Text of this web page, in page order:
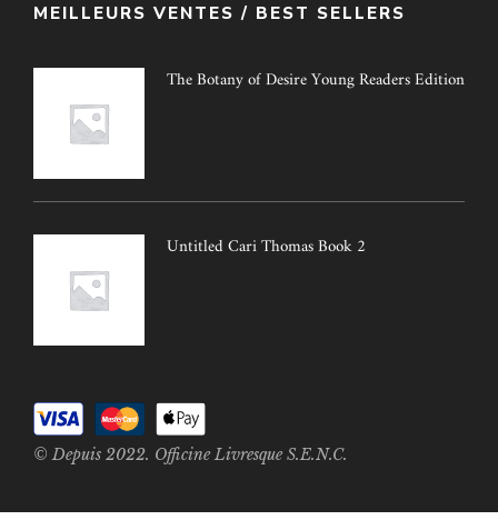
MEILLEURS VENTES / BEST SELLERS
The Botany of Desire Young Readers Edition
Untitled Cari Thomas Book 2
© Depuis 2022. Officine Livresque S.E.N.C.